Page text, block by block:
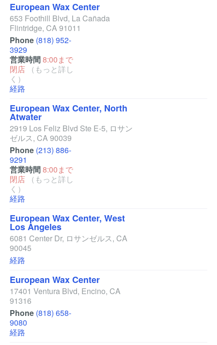
European Wax Center
653 Foothill Blvd, La Cañada
Flintridge, CA91011
Phone (818) 952-
3929
営業時間8:00まで
閉店
（もっと詳し
く）
経路
European Wax Center, North
Atwater
2919 Los Feliz Blvd Ste E-5, ロサン
ゼルス, CA90039
Phone (213) 886-
9291
営業時間8:00まで
閉店
（もっと詳し
く）
経路
European Wax Center, West
Los Angeles
6081 Center Dr, ロサンゼルス, CA
90045
経路
European Wax Center
17401 Ventura Blvd, Encino, CA
91316
Phone (818) 658-
9080
経路